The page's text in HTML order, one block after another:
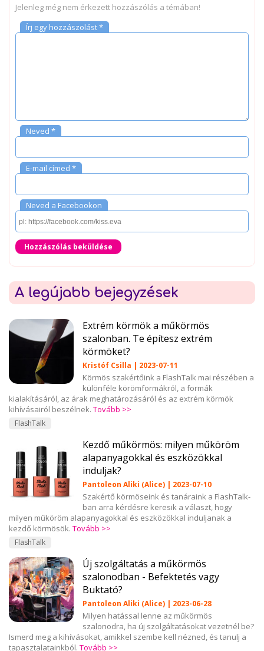
Jelenleg még nem érkezett hozzászólás a témában!
Írj egy hozzászolást *
Neved *
E-mail címed *
Neved a Facebookon
Hozzászólás beküldése
A legújabb bejegyzések
Extrém körmök a műkörmös
szalonban. Te építesz extrém
körmöket?
Kristóf Csilla | 2023-07-11
Körmös szakértőink a FlashTalk mai részében a
különféle körömformákról, a formák
kialakításáról, az árak meghatározásáról és az extrém körmök
kihívásairól beszélnek. Tovább >>
FlashTalk
Kezdő műkörmös: milyen műköröm
alapanyagokkal és eszközökkal
induljak?
Pantoleon Aliki (Alice) | 2023-07-10
Szakértő körmöseink és tanáraink a FlashTalk-
ban arra kérdésre keresik a választ, hogy
milyen műköröm alapanyagokkal és eszközökkal induljanak a
kezdő körmösök. Tovább >>
FlashTalk
Új szolgáltatás a műkörmös
szalonodban - Befektetés vagy
Buktató?
Pantoleon Aliki (Alice) | 2023-06-28
Milyen hatással lenne az műkörmös
szalonodra, ha új szolgáltatásokat vezetnél be?
Ismerd meg a kihívásokat, amikkel szembe kell nézned, és tanulj a
tapasztalatainkból. Tovább >>